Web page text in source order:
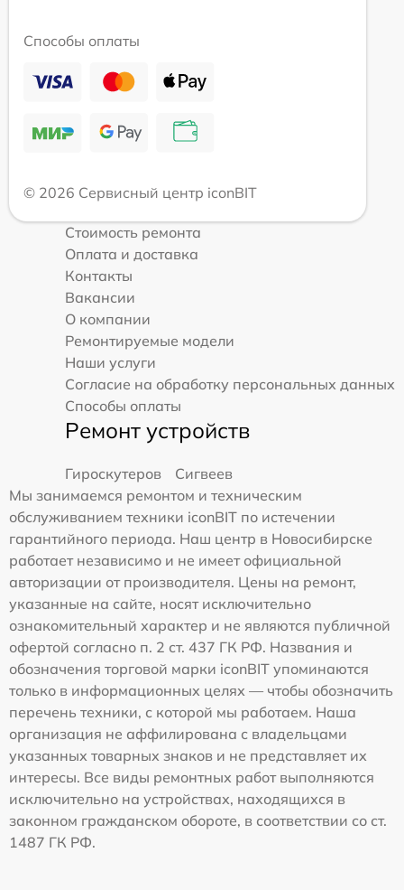
Способы оплаты
© 2026 Сервисный центр iconBIT
Стоимость ремонта
Оплата и доставка
Контакты
Вакансии
О компании
Ремонтируемые модели
Наши услуги
Согласие на обработку персональных данных
Способы оплаты
Ремонт устройств
Гироскутеров
Сигвеев
Мы занимаемся ремонтом и техническим
обслуживанием техники iconBIT по истечении
гарантийного периода. Наш центр в Новосибирске
работает независимо и не имеет официальной
авторизации от производителя. Цены на ремонт,
указанные на сайте, носят исключительно
ознакомительный характер и не являются публичной
офертой согласно п. 2 ст. 437 ГК РФ. Названия и
обозначения торговой марки iconBIT упоминаются
только в информационных целях — чтобы обозначить
перечень техники, с которой мы работаем. Наша
организация не аффилирована с владельцами
указанных товарных знаков и не представляет их
интересы. Все виды ремонтных работ выполняются
исключительно на устройствах, находящихся в
законном гражданском обороте, в соответствии со ст.
1487 ГК РФ.